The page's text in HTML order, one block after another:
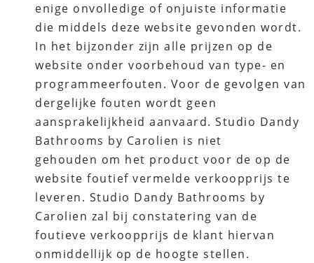
enige onvolledige of onjuiste informatie
die middels deze website gevonden wordt.
In het bijzonder zijn alle prijzen op de
website onder voorbehoud van type- en
programmeerfouten. Voor de gevolgen van
dergelijke fouten wordt geen
aansprakelijkheid aanvaard. Studio Dandy
Bathrooms by Carolien is niet
gehouden om het product voor de op de
website foutief vermelde verkoopprijs te
leveren. Studio Dandy Bathrooms by
Carolien zal bij constatering van de
foutieve verkoopprijs de klant hiervan
onmiddellijk op de hoogte stellen.